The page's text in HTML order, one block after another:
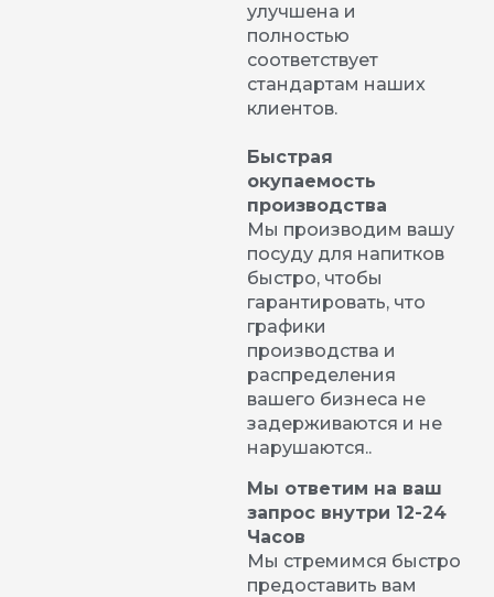
улучшена и
полностью
соответствует
стандартам наших
клиентов.
Быстрая
окупаемость
производства
Мы производим вашу
посуду для напитков
быстро, чтобы
гарантировать, что
графики
производства и
распределения
вашего бизнеса не
задерживаются и не
нарушаются..
Мы ответим на ваш
запрос внутри 12-24
Часов
Мы стремимся быстро
предоставить вам